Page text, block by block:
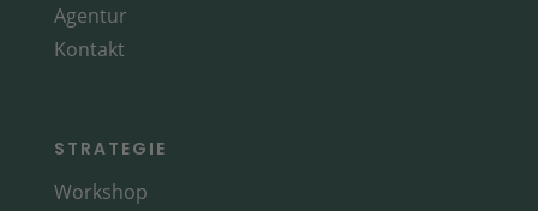
Agentur
Kontakt
STRATEGIE
Workshop